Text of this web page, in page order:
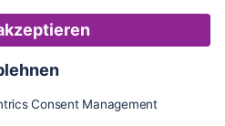
Updates Konto
Karte